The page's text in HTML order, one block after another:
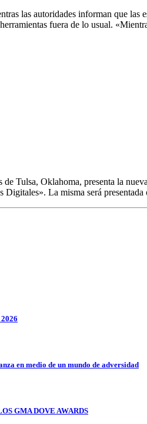
las autoridades informan que
fuera de lo usual.
Tulsa, Oklahoma, presenta la
La misma será
en medio de un mundo de adversidad
GMA DOVE AWARDS